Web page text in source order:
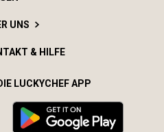
UNS
& HILFE
LUCKYCHEF APP